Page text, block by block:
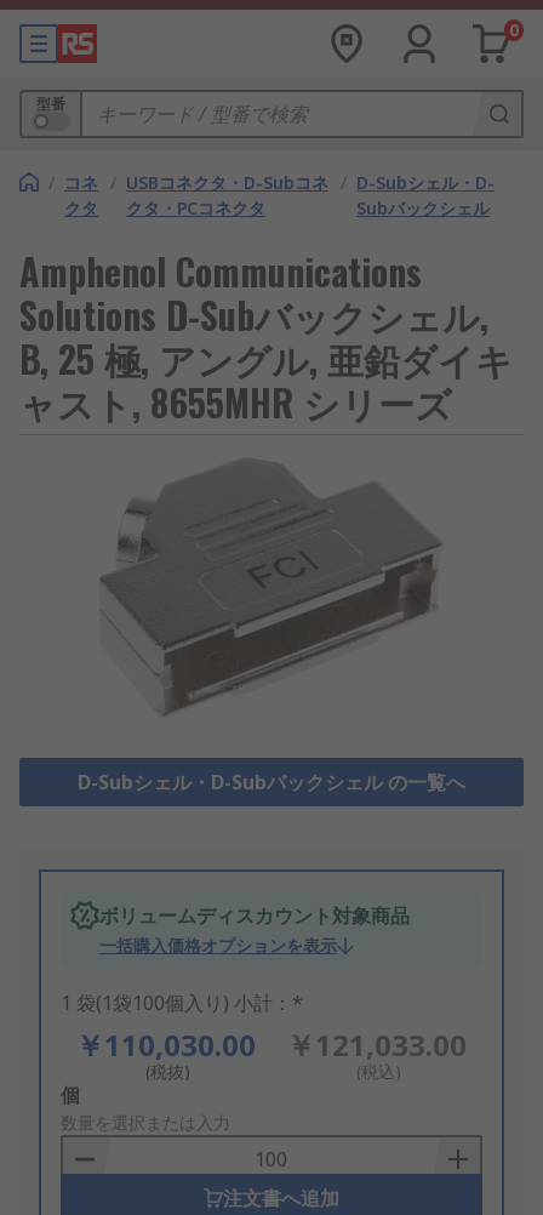
0
型番
/ コネ
クタ
/ USBコネクタ・D-Subコネ
クタ・PCコネクタ
/ D-Subシェル・D-
Subバックシェル
Amphenol Communications
Solutions D-Subバックシェル,
B, 25 極, アングル, 亜鉛ダイキ
ャスト, 8655MHR シリーズ
D-Subシェル・D-Subバックシェル の一覧へ
ボリュームディスカウント対象商品
一括購入価格オプションを表示
1 袋(1袋100個入り) 小計：*
￥110,030.00
(税抜)
￥121,033.00
(税込)
Add
to
Basket
個
数量を選択または入力
注文書へ追加